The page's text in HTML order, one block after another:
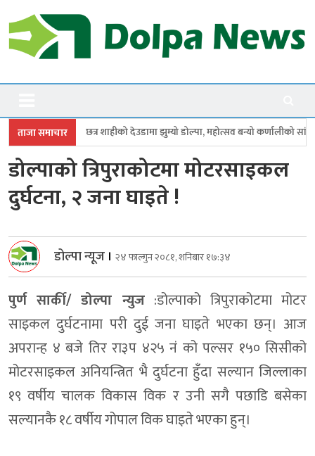
to
content
Dolpanews
ताजा समाचार
देउडामा झुम्यो डोल्पा, महोत्सव बन्यो कर्णालीको सांगीतिक उत्सव
डोल्पाको त्रिपुराकोटमा मोटरसाइकल
दुर्घटना, २ जना घाइते !
डोल्पा न्यूज । २४ फाल्गुन २०८१, शनिबार १७:३४
पुर्ण सार्की/ डोल्पा न्युज:डोल्पाको त्रिपुराकोटमा मोटर
साइकल दुर्घटनामा परी दुई जना घाइते भएका छन्। आज
अपरान्ह ४ बजे तिर रा३प ४२५ नं को पल्सर १५० सिसीको
मोटरसाइकल अनियन्त्रित भै दुर्घटना हुँदा सल्यान जिल्लाका
१९ वर्षीय चालक विकास विक र उनी सगै पछाडि बसेका
सल्यानकै १८ वर्षीय गोपाल विक घाइते भएका हुन्।